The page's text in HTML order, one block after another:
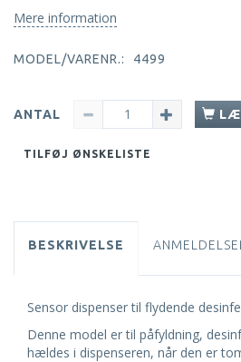
Mere information
MODEL/VARENR.: 4499
ANTAL
TILFØJ ØNSKELISTE
BESKRIVELSE
Sensor dispenser til flydende
Denne model er til påfyldning,
hældes i dispenseren, når den er